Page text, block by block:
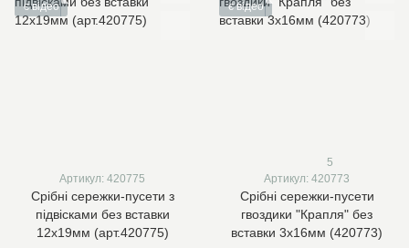
є відео
Артикул: 420775
Срібні сережки-пусети з
підвісками без вставки
12х19мм (арт.420775)
є відео
5
Артикул: 420773
Срібні сережки-пусети
гвоздики "Крапля" без
вставки 3х16мм (420773)